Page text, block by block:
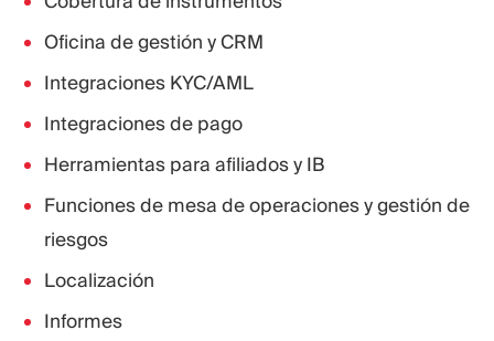
Oficina de gestión y CRM
Integraciones KYC/AML
Integraciones de pago
Herramientas para afiliados y IB
Funciones de mesa de operaciones y gestión de
riesgos
Localización
Informes